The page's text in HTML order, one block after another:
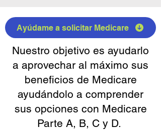
Ayúdame a solicitar Medicare
Nuestro objetivo es ayudarlo
a aprovechar al máximo sus
beneficios de Medicare
ayudándolo a comprender
sus opciones con Medicare
Parte A, B, C y D.